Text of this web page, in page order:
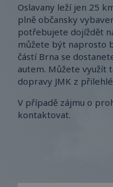
Oslavany leží jen 25
plně občansky
potřebujete dojíždět
můžete být naprosto
částí Brna se
autem. Můžete využít
dopravy JMK z
V případě zájmu o
kontaktovat.